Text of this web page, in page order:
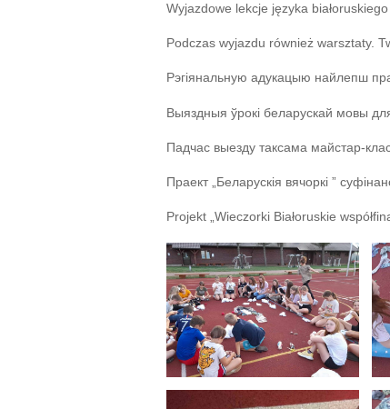
Wyjazdowe lekcje języka
Podczas wyjazdu również warsztaty.
Рэгіянальную адукацыю найлепш
Выяздныя ўрокі беларускай мовы
Падчас выезду таксама майстар-
Праект „Беларускія вячоркі ”
Projekt „Wieczorki Białoruskie